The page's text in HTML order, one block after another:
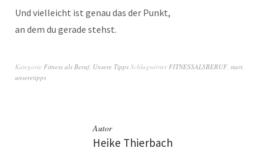
Und vielleicht ist genau das der Punkt,
an dem du gerade stehst.
Kategorie Fitness als Beruf, Unsere Tipps Schlagwörter FITNESSALSBERUF, start
unseretipps
Autor
Heike Thierbach